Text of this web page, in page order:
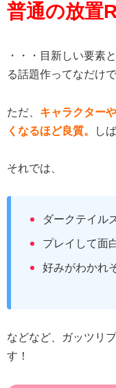
普通の放置
・・・目新しい要素
る話題作ってなだけ
ただ、 キャラクター
くなるほど良質。
し
それでは、
ダークテイル
プレイして面
好みがわかれ
などなど、ガッツリ
す！